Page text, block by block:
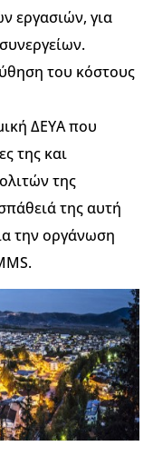
εργασιών, για
του κόστους
ΔΕΥΑ που
της και
της
της αυτή
την οργάνωση